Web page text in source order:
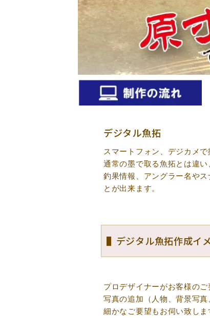
デジタル魚拓
スマートフォン、デジカメ
通常の墨で取る魚拓とは違
釣果情報、アングラー名や
とが出来ます。
▌デジタル魚拓作成イ
プロデザイナーがお客様の
写真の追加（人物、背景写
細かなご要望もお伺い致し